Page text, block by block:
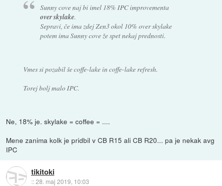
Sunny cove naj bi imel 18% IPC improvementa
over skylake.
Sepravi, če ima zdej Zen3 okol 10% over skylake
potem ima Sunny cove že spet nekaj prednosti.
Vmes si pozabil še coffe-lake in coffe-lake refresh.
Torej bolj malo IPC.
Ne, 18% je. skylake = coffee = ....
Mene zanima kolk je pridbil v CB R15 ali CB R20... pa je nekak avg
IPC
tikitoki
::28. maj 2019, 10:03